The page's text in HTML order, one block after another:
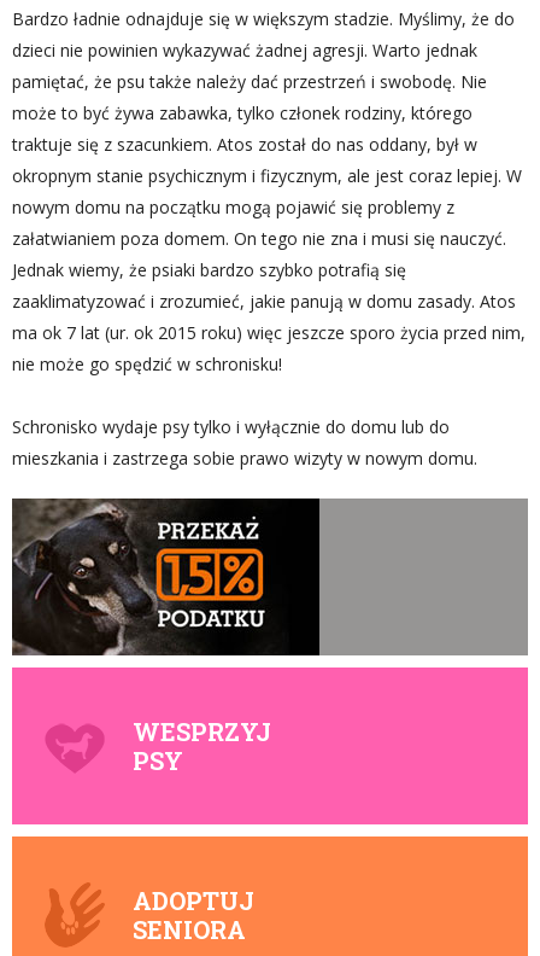
Bardzo ładnie odnajduje się w większym stadzie. Myślimy, że do
dzieci nie powinien wykazywać żadnej agresji. Warto jednak
pamiętać, że psu także należy dać przestrzeń i swobodę. Nie
może to być żywa zabawka, tylko członek rodziny, którego
traktuje się z szacunkiem. Atos został do nas oddany, był w
okropnym stanie psychicznym i fizycznym, ale jest coraz lepiej. W
nowym domu na początku mogą pojawić się problemy z
załatwianiem poza domem. On tego nie zna i musi się nauczyć.
Jednak wiemy, że psiaki bardzo szybko potrafią się
zaaklimatyzować i zrozumieć, jakie panują w domu zasady. Atos
ma ok 7 lat (ur. ok 2015 roku) więc jeszcze sporo życia przed nim,
nie może go spędzić w schronisku!
Schronisko wydaje psy tylko i wyłącznie do domu lub do
mieszkania i zastrzega sobie prawo wizyty w nowym domu.
WESPRZYJ
PSY
ADOPTUJ
SENIORA